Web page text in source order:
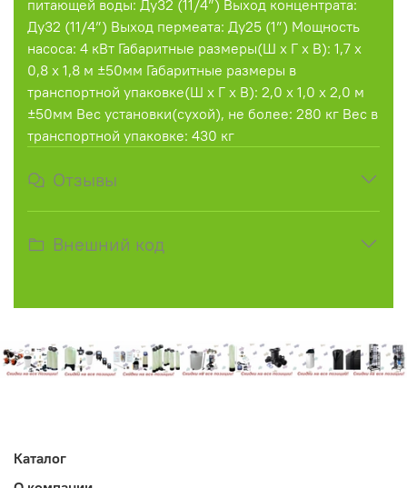
питающей воды: Ду32 (11/4”) Выход концентрата:
Ду32 (11/4”) Выход пермеата: Ду25 (1”) Мощность
насоса: 4 кВт Габаритные размеры(Ш х Г х В): 1,7 х
0,8 х 1,8 м ±50мм Габаритные размеры в
транспортной упаковке(Ш х Г х В): 2,0 х 1,0 х 2,0 м
±50мм Вес установки(сухой), не более: 280 кг Вес в
транспортной упаковке: 430 кг
Отзывы
Внешний код
Каталог